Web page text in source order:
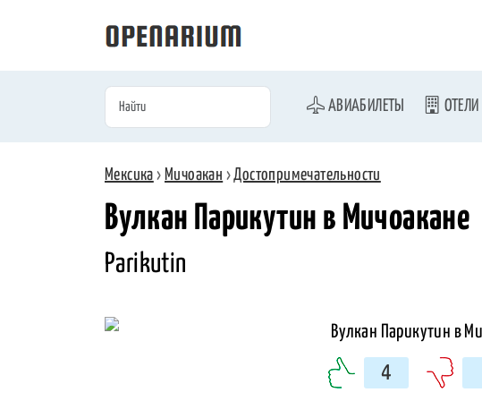
АВИАБИЛЕТЫ ОТЕЛИ
Мексика › Мичоакан ›Достопримечательности
Вулкан Парикутин в Мичоакане
Parikutin
4